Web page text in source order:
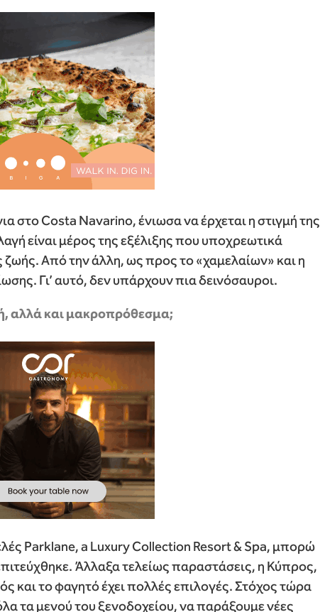
στο Costa Navarino, ένιωσα να έρχεται η στιγμή της
είναι μέρος της εξέλιξης που υποχρεωτικά
ζωής. Από την άλλη, ως προς το «χαμελαίων» και η
Γι’ αυτό, δεν υπάρχουν πια δεινόσαυροι.
αλλά και μακροπρόθεσμα;
Parklane, a Luxury Collection Resort & Spa, μπορώ
Άλλαξα τελείως παραστάσεις, η Κύπρος,
και το φαγητό έχει πολλές επιλογές. Στόχος τώρα
τα μενού του ξενοδοχείου, να παράξουμε νέες